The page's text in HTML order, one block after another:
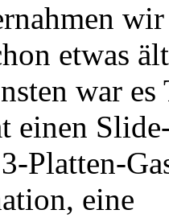
etwas
war
einen
Platten-
eine